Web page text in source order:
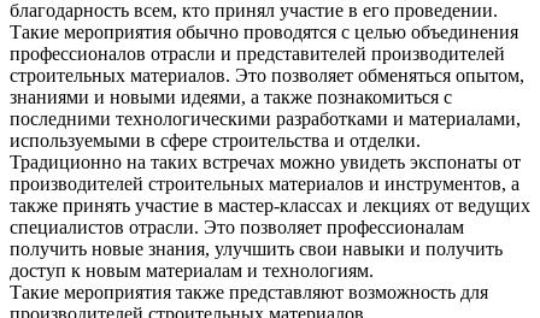
благодарность всем, кто принял участие в его проведении.
Такие мероприятия обычно проводятся с целью объединения
профессионалов отрасли и представителей производителей
строительных материалов. Это позволяет обменяться опытом,
знаниями и новыми идеями, а также познакомиться с
последними технологическими разработками и материалами,
используемыми в сфере строительства и отделки.
Традиционно на таких встречах можно увидеть экспонаты от
производителей строительных материалов и инструментов, а
также принять участие в мастер-классах и лекциях от ведущих
специалистов отрасли. Это позволяет профессионалам
получить новые знания, улучшить свои навыки и получить
доступ к новым материалам и технологиям.
Такие мероприятия также представляют возможность для